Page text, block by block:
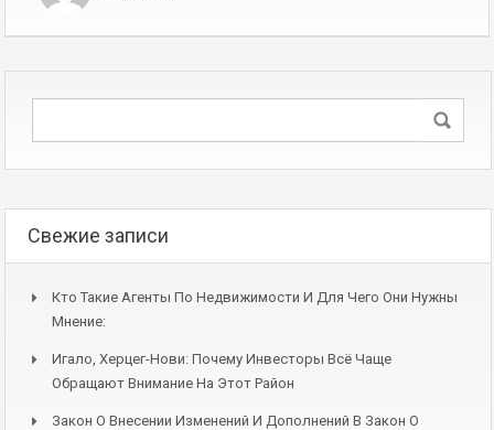
Свежие записи
Кто Такие Агенты По Недвижимости И Для Чего Они Нужны
Мнение:
Игало, Херцег-Нови: Почему Инвесторы Всё Чаще
Обращают Внимание На Этот Район
Закон О Внесении Изменений И Дополнений В Закон О